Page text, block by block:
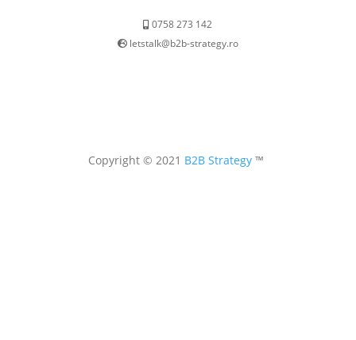
0758 273 142
letstalk@b2b-strategy.ro
Copyright © 2021 B2B Strategy ™